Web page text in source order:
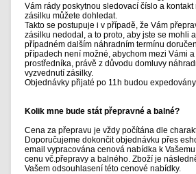
Vám rády poskytnou sledovací číslo a kontakt
zásilku můžete dohledat.
Takto se postupuje i v případě, že Vám
zásilku nedodal, a to proto, aby jste se mohli
případném dalším náhradním termínu
případech není možné, abychom mezi Vámi
prostředníka, právě z důvodu domluvy
vyzvednutí zásilky.
Objednávky přijaté po 11h budou
Kolik mne bude stát přepravné a balné?
Cena za přepravu je vždy počítána dle
Doporučujeme dokončit objednávku přes
email vypracována cenová nabídka k
cenu vč.přepravy a balného. Zboží je
Vašem odsouhlasení této cenové nabídky.